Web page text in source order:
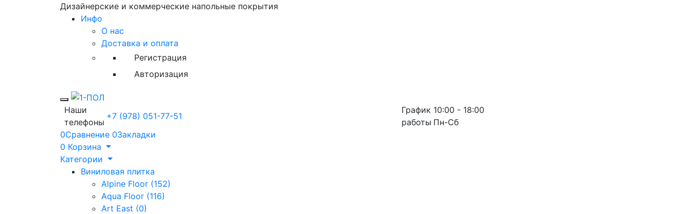
Дизайнерские и коммерческие напольные покрытия
Инфо
О нас
Доставка и оплата
Регистрация
Авторизация
Toggle mobile menu
Наши
телефоны
+7 (978) 051-77-51
График
работы
10:00 - 18:00
Пн-Сб
0Сравнение 0Закладки
0 Корзина
Категории
Виниловая плитка
Alpine Floor (152)
Aqua Floor (116)
Art East (0)